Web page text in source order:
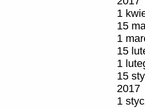
1
15
1
15
1
15
2017
1